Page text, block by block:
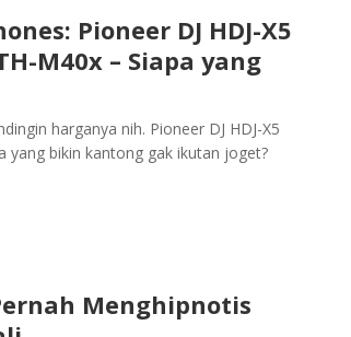
Pioneer DJ HDJ-X5
M40x – Siapa yang
harganya nih. Pioneer DJ HDJ-X5
yang bikin kantong gak ikutan joget?
Menghipnotis